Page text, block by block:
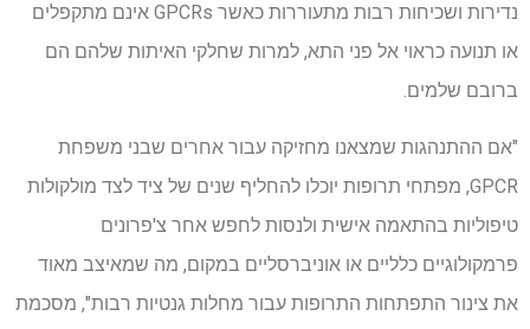
נדירות ושכיחות רבות מתעוררות כאשר GPCRs אינם מתקפלים
או תנועה כראוי אל פני התא, למרות שחלקי האיתות שלהם הם
ברובם שלמים.
"אם ההתנהגות שמצאנו מחזיקה עבור אחרים שבני משפחת
GPCR, מפתחי תרופות יוכלו להחליף שנים של ציד לצד מולקולות
טיפוליות בהתאמה אישית ולנסות לחפש אחר צ'פרונים
פרמקולוגיים כלליים או אוניברסליים במקום, מה שמאיצב מאוד
את צינור התפתחות התרופות עבור מחלות גנטיות רבות", מסכמת